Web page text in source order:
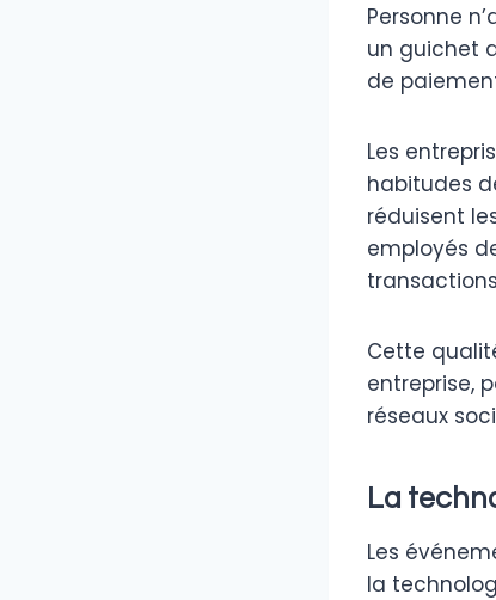
Personne
un guichet
de
Les
habitudes
réduisent
employés
Cette
entreprise,
réseaux
La
Les
la